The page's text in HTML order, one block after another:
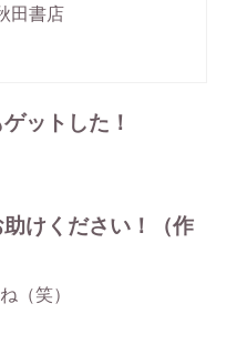
田書店
ットした！
けください！（作
（笑）